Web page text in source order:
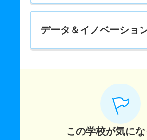
データ＆イノベーショ
この学校が気にな